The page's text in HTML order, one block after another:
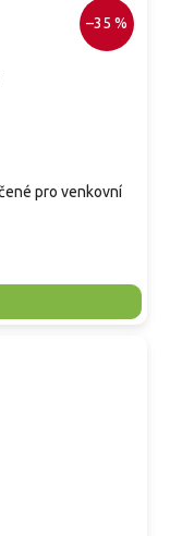
–35 %
pro venkovní